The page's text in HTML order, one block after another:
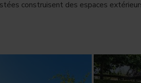
construisent des espaces